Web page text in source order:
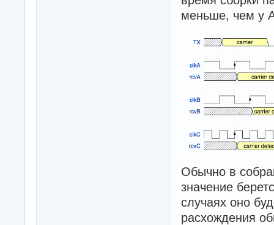
меньше, чем у
Обычно в
значение
случаях оно
расхождения